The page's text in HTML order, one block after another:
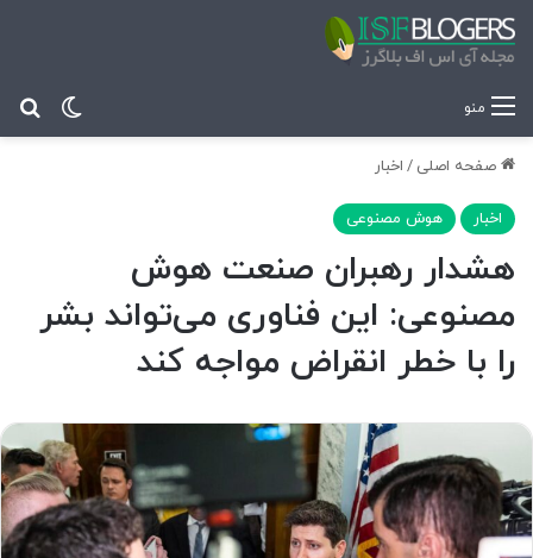
منو
صفحه اصلی / اخبار
اخبار هوش مصنوعی
هشدار رهبران صنعت هوش
مصنوعی: این فناوری می‌تواند بشر
را با خطر انقراض مواجه کند